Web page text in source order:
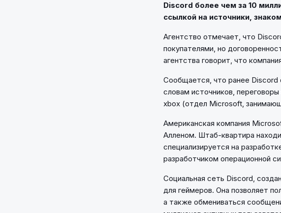
Discord более чем за 10
ссылкой на источники,
Агентство отмечает, что
покупателями, но
агентства говорит, что
Сообщается, что ранее Discord
словам источников,
xbox (отдел Microsoft,
Американская компания
Алленом. Штаб-квартира
специализируется на
разработчиком операционной
Социальная сеть Discord,
для геймеров. Она позволяет
а также обмениваться